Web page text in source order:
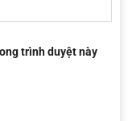
trình duyệt này